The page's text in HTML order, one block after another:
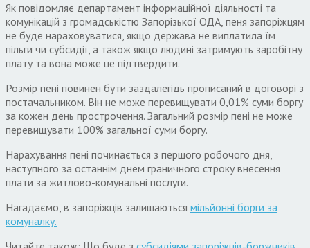
Як повідомляє департамент інформаційної діяльності та
комунікацій з громадськістю Запорізької ОДА, пеня запоріжцям
не буде нараховуватися, якщо держава не виплатила їм
пільги чи субсидії, а також якщо людині затримують заробітну
плату та вона може це підтвердити.
Розмір пені повинен бути заздалегідь прописаний в договорі з
постачальником. Він не може перевищувати 0,01% суми боргу
за кожен день прострочення. Загальний розмір пені не може
перевищувати 100% загальної суми боргу.
Нарахування пені починається з першого робочого дня,
наступного за останнім днем граничного строку внесення
плати за житлово-комунальні послуги.
Нагадаємо, в запоріжців залишаються мільйонні борги за
комуналку.